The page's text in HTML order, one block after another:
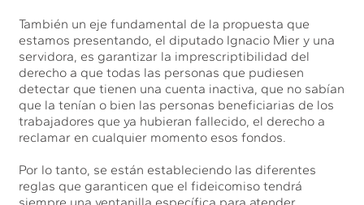
También un eje fundamental de la propuesta que
estamos presentando, el diputado Ignacio Mier y una
servidora, es garantizar la imprescriptibilidad del
derecho a que todas las personas que pudiesen
detectar que tienen una cuenta inactiva, que no sabían
que la tenían o bien las personas beneficiarias de los
trabajadores que ya hubieran fallecido, el derecho a
reclamar en cualquier momento esos fondos.
Por lo tanto, se están estableciendo las diferentes
reglas que garanticen que el fideicomiso tendrá